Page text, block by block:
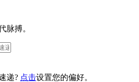
脉搏。
递? 点击设置您的偏好。